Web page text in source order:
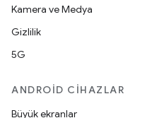
Kamera ve Medya
Gizlilik
5G
ANDROID CIHAZLAR
Büyük ekranlar